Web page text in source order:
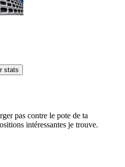
stats
pas contre le pote de ta
intéressantes je trouve.